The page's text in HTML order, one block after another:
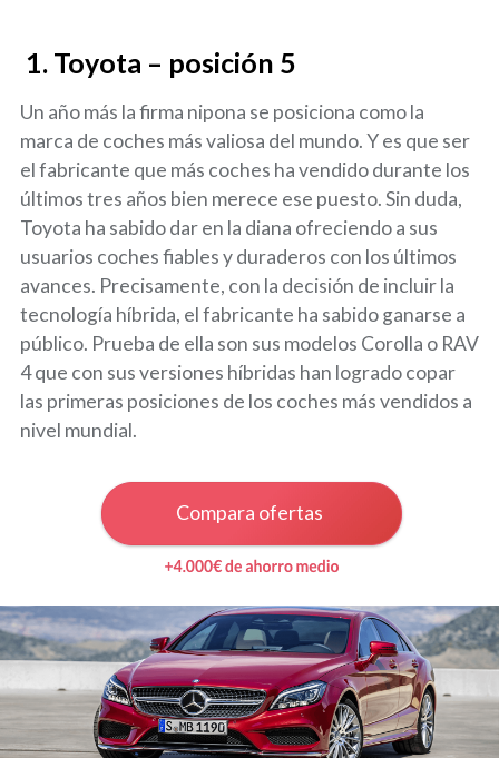
1. Toyota – posición 5
Un año más la firma nipona se posiciona como la
marca de coches más valiosa del mundo. Y es que ser
el fabricante que más coches ha vendido durante los
últimos tres años bien merece ese puesto. Sin duda,
Toyota ha sabido dar en la diana ofreciendo a sus
usuarios coches fiables y duraderos con los últimos
avances. Precisamente, con la decisión de incluir la
tecnología híbrida, el fabricante ha sabido ganarse a
público. Prueba de ella son sus modelos Corolla o RAV
4 que con sus versiones híbridas han logrado copar
las primeras posiciones de los coches más vendidos a
nivel mundial.
Compara ofertas